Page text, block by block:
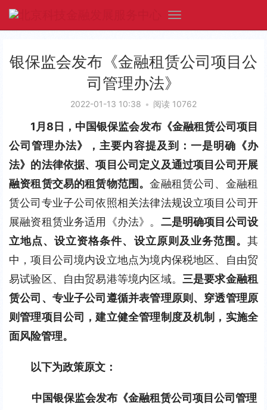
银保监会发布《金融租赁公司项目公
司管理办法》
2022-01-13 10:38 • 阅读 10762
1月8日，中国银保监会发布《金融租赁公司项目
公司管理办法》，主要内容提及到： 一是明确《办
法》的法律依据、项目公司定义及通过项目公司开展
融资租赁交易的租赁物范围。金融租赁公司、金融租
赁公司专业子公司依照相关法律法规设立项目公司开
展融资租赁业务适用《办法》。 二是明确项目公司设
立地点、设立资格条件、设立原则及业务范围。 其
中，项目公司境内设立地点为境内保税地区、自由贸
易试验区、自由贸易港等境内区域。 三是要求金融租
赁公司、专业子公司遵循并表管理原则、穿透管理原
则管理项目公司，建立健全管理制度及机制，实施全
面风险管理。
以下为政策原文：
中国银保监会发布《金融租赁公司项目公司管理